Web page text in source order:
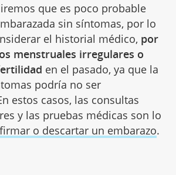
que es poco probable
sin síntomas, por lo
el historial médico, por
menstruales irregulares o
en el pasado, ya que la
podría no ser
estos casos, las consultas
y las pruebas médicas son lo
o descartar un embarazo.